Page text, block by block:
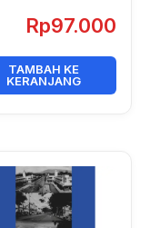
Berita Feature
Rp97.000
TAMBAH KE
KERANJANG